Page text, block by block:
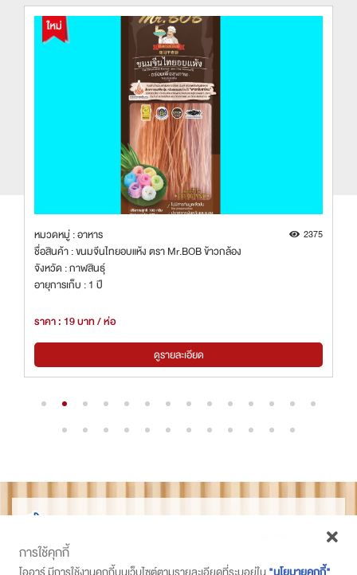
หมวดหมู่ : อาหาร 2375
ชื่อสินค้า : ขนมจีนไทยอบแห้ง ตรา Mr.BOB ข้าวกล้อง
จังหวัด : กาฬสินธุ์
อายุการเก็บ : 1 ปี
ราคา : 19 บาท / ห่อ
ดูรายละเอียด
ไทยเด็ด
ติดตามเราที่
การใช้คุกกี้